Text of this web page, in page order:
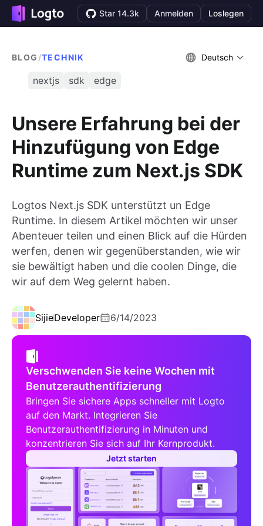
Star 14.3k Anmelden Loslegen
BLOG /TECHNIK Deutsch
nextjs sdk edge
Unsere Erfahrung bei der
Hinzufügung von Edge
Runtime zum Next.js SDK
Logtos Next.js SDK unterstützt un Edge
Runtime. In diesem Artikel möchten wir unser
Abenteuer teilen und einen Blick auf die Hürden
werfen, denen wir gegenüberstanden, wie wir
sie bewältigt haben und die coolen Dinge, die
wir auf dem Weg gelernt haben.
SijieDeveloper 6/14/2023
Verschwenden Sie keine Wochen mit
Benutzerauthentifizierung
Bringen Sie sichere Apps schneller mit Logto
auf den Markt. Integrieren Sie
Benutzerauthentifizierung in Minuten und
konzentrieren Sie sich auf Ihr Kernprodukt.
Jetzt starten